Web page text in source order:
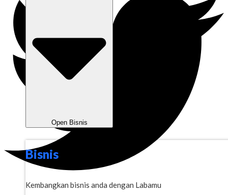
Open Bisnis
Bisnis
Kembangkan bisnis anda dengan Labamu